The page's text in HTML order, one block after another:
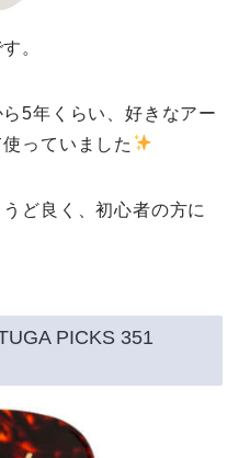
。
5年くらい、好きなアー
っていました
ど良く、初心者の方に
PICKS 351